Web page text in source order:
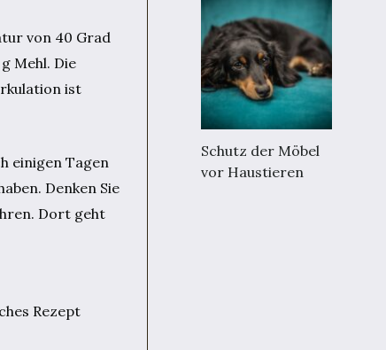
von 40 Grad
Mehl. Die
ist
einigen Tagen
Denken Sie
Dort geht
Rezept
Schutz der Möbel
vor Haustieren